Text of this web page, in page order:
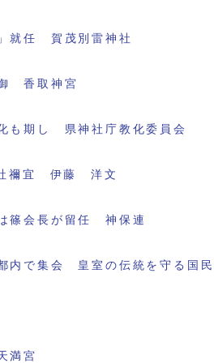
就任 賀茂別雷神社
香取神宮
も期し 県神社庁教化委員会
社禰宜 伊藤 洋文
篠会長が留任 神保連
内で集会 皇室の伝統を守る国
満宮